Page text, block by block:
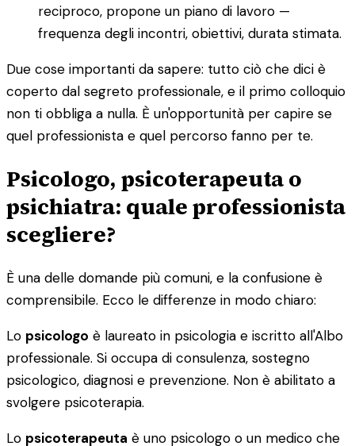
reciproco, propone un piano di lavoro —
frequenza degli incontri, obiettivi, durata stimata.
Due cose importanti da sapere: tutto ciò che dici è
coperto dal segreto professionale, e il primo colloquio
non ti obbliga a nulla. È un'opportunità per capire se
quel professionista e quel percorso fanno per te.
Psicologo, psicoterapeuta o
psichiatra: quale professionista
scegliere?
È una delle domande più comuni, e la confusione è
comprensibile. Ecco le differenze in modo chiaro:
Lo psicologo è laureato in psicologia e iscritto all'Albo
professionale. Si occupa di consulenza, sostegno
psicologico, diagnosi e prevenzione. Non è abilitato a
svolgere psicoterapia.
Lo psicoterapeuta è uno psicologo o un medico che